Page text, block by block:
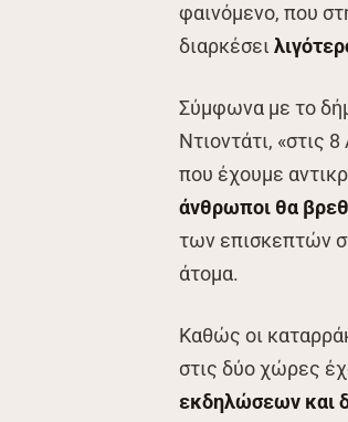
φαινόμενο, που
διαρκέσει
Σύμφωνα με το
Ντιοντάτι, «στις
που έχουμε
άνθρωποι θα
των επισκεπτών
άτομα.
Καθώς οι
στις δύο χώρες
εκδηλώσεων και